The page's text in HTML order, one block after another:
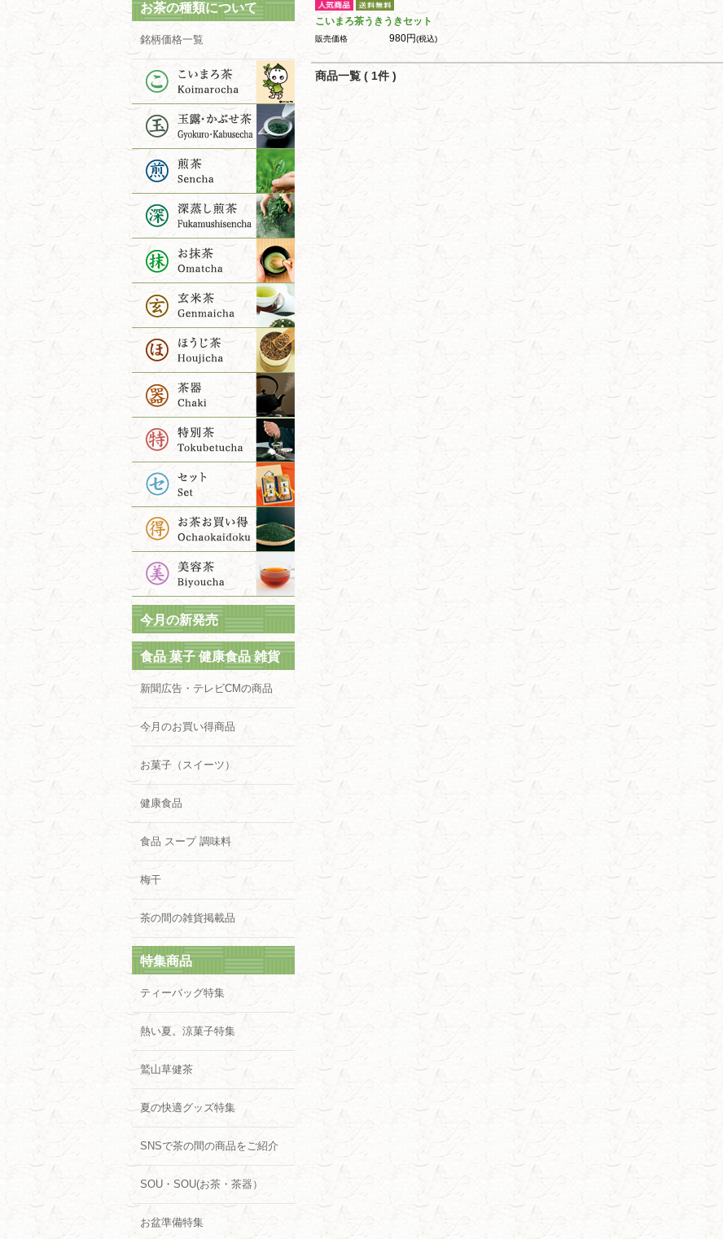
お茶の種類について
銘柄価格一覧
今月の新発売
食品 菓子 健康食品 雑貨
新聞広告・テレビCMの商品
今月のお買い得商品
お菓子（スイーツ）
健康食品
食品 スープ 調味料
梅干
茶の間の雑貨掲載品
特集商品
ティーバッグ特集
熱い夏。涼菓子特集
鷲山草健茶
夏の快適グッズ特集
SNSで茶の間の商品をご紹介
SOU・SOU(お茶・茶器）
お盆準備特集
こいまろ茶うきうきセット
販売価格 980円(税込)
商品一覧 ( 1件 )